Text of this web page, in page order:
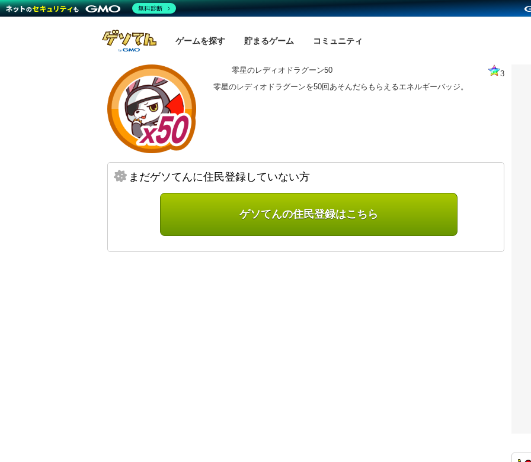
ゲームを探す 貯まるゲーム コミュニティ
零星のレディオドラグーン50
3
零星のレディオドラグーンを50回あそんだらもらえるエネルギーバッジ。
まだゲソてんに住民登録していない方
ゲソてんの住民登録はこちら
無料診断